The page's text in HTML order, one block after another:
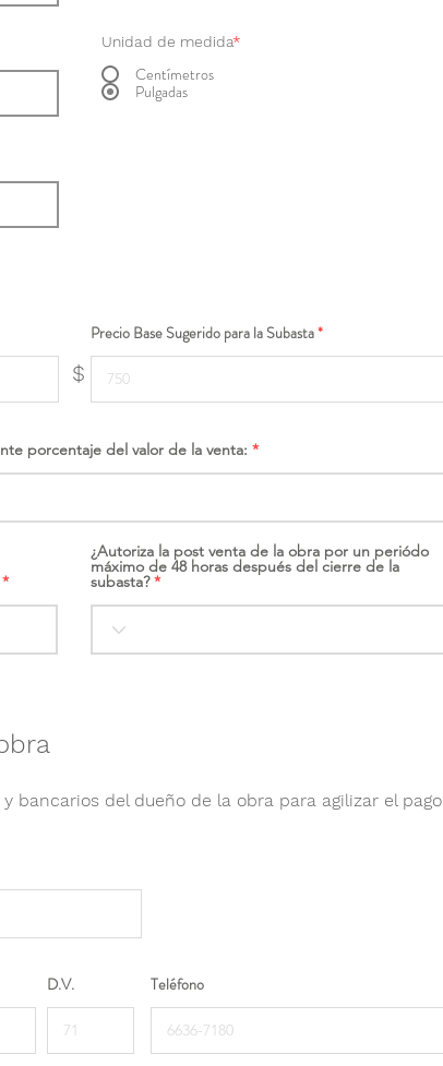
Unidad de medida*
Centímetros
Pulgadas
$
Precio Base Sugerido para la Subasta
porcentaje del valor de la venta:
¿Autoriza la post venta de la obra por un periódo
máximo de 48 horas después del cierre de la
subasta?
bancarios del dueño de la obra para agilizar el pago
D.V. Teléfono